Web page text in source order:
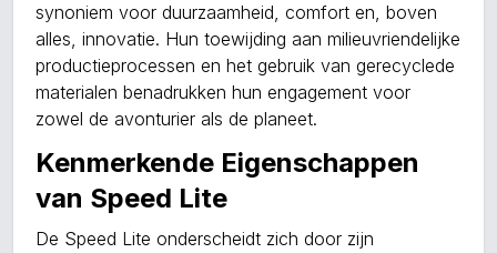
synoniem voor duurzaamheid, comfort en, boven
alles, innovatie. Hun toewijding aan milieuvriendelijke
productieprocessen en het gebruik van gerecyclede
materialen benadrukken hun engagement voor
zowel de avonturier als de planeet.
Kenmerkende Eigenschappen
van Speed Lite
De Speed Lite onderscheidt zich door zijn